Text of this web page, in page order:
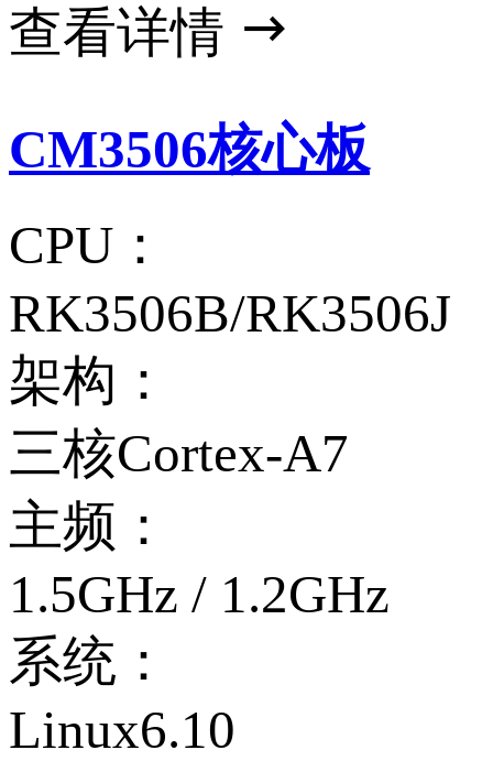
查看详情
CM3506核心板
CPU：
RK3506B/RK3506J
架构：
三核Cortex-A7
主频：
1.5GHz / 1.2GHz
系统：
Linux6.10